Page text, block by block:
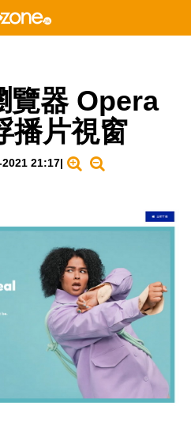
覽器 Opera
播片視窗
21:17|